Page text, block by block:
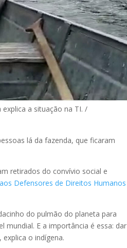
a situação na TI. /
lá da fazenda, que ficaram
retirados do convívio social e
Defensores de Direitos Humanos
do pulmão do planeta para
mundial. E a importância é essa: dar
o indígena.